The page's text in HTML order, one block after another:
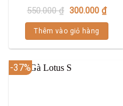
550.000₫ 300.000 ₫
Thêm vào giỏ hàng
-37%